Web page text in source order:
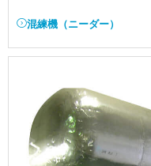
混練機（ニーダー）